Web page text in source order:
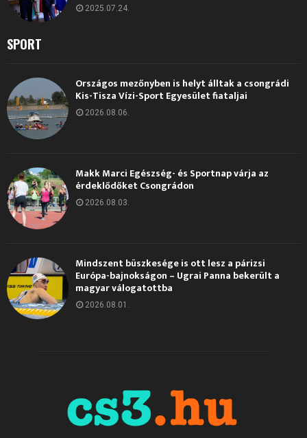
2025.07.24.
SPORT
Országos mezőnyben is helyt álltak a csongrádi
Kis-Tisza Vízi-Sport Egyesület fiataljai
2026.08.06.
Makk Marci Egészség- és Sportnap várja az
érdeklődőket Csongrádon
2026.08.03.
Mindszent büszkesége is ott lesz a párizsi
Európa-bajnokságon – Ugrai Panna bekerült a
magyar válogatottba
2026.08.01.